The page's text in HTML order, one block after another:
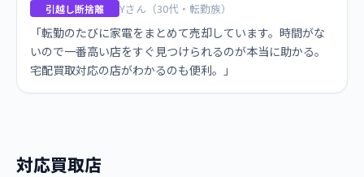
引越し断捨離 Yさん（30代・転勤族）
「転勤のたびに家電をまとめて売却しています。時間がな
いので一番高い店をすぐ見つけられるのが本当に助かる。
宅配買取対応の店がわかるのも便利。」
対応買取店